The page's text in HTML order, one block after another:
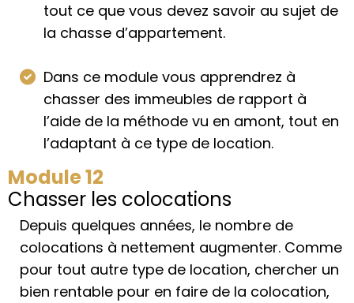
tout ce que vous devez savoir au sujet de
la chasse d’appartement.
Dans ce module vous apprendrez à
chasser des immeubles de rapport à
l’aide de la méthode vu en amont, tout en
l’adaptant à ce type de location.
Module 12
Chasser les colocations
Depuis quelques années, le nombre de
colocations à nettement augmenter. Comme
pour tout autre type de location, chercher un
bien rentable pour en faire de la colocation,